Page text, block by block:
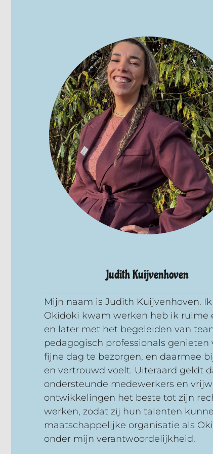
Judith Kuijvenhoven
Mijn naam is Judith Kuijvenhoven.
Okidoki kwam werken heb ik ruime
en later met het begeleiden van
pedagogisch professionals
fijne dag te bezorgen, en daarmee
en vertrouwd voelt. Uiteraard geldt
ondersteunde medewerkers en
ontwikkelingen het beste tot zijn
werken, zodat zij hun talenten
maatschappelijke organisatie als
onder mijn verantwoordelijkheid.